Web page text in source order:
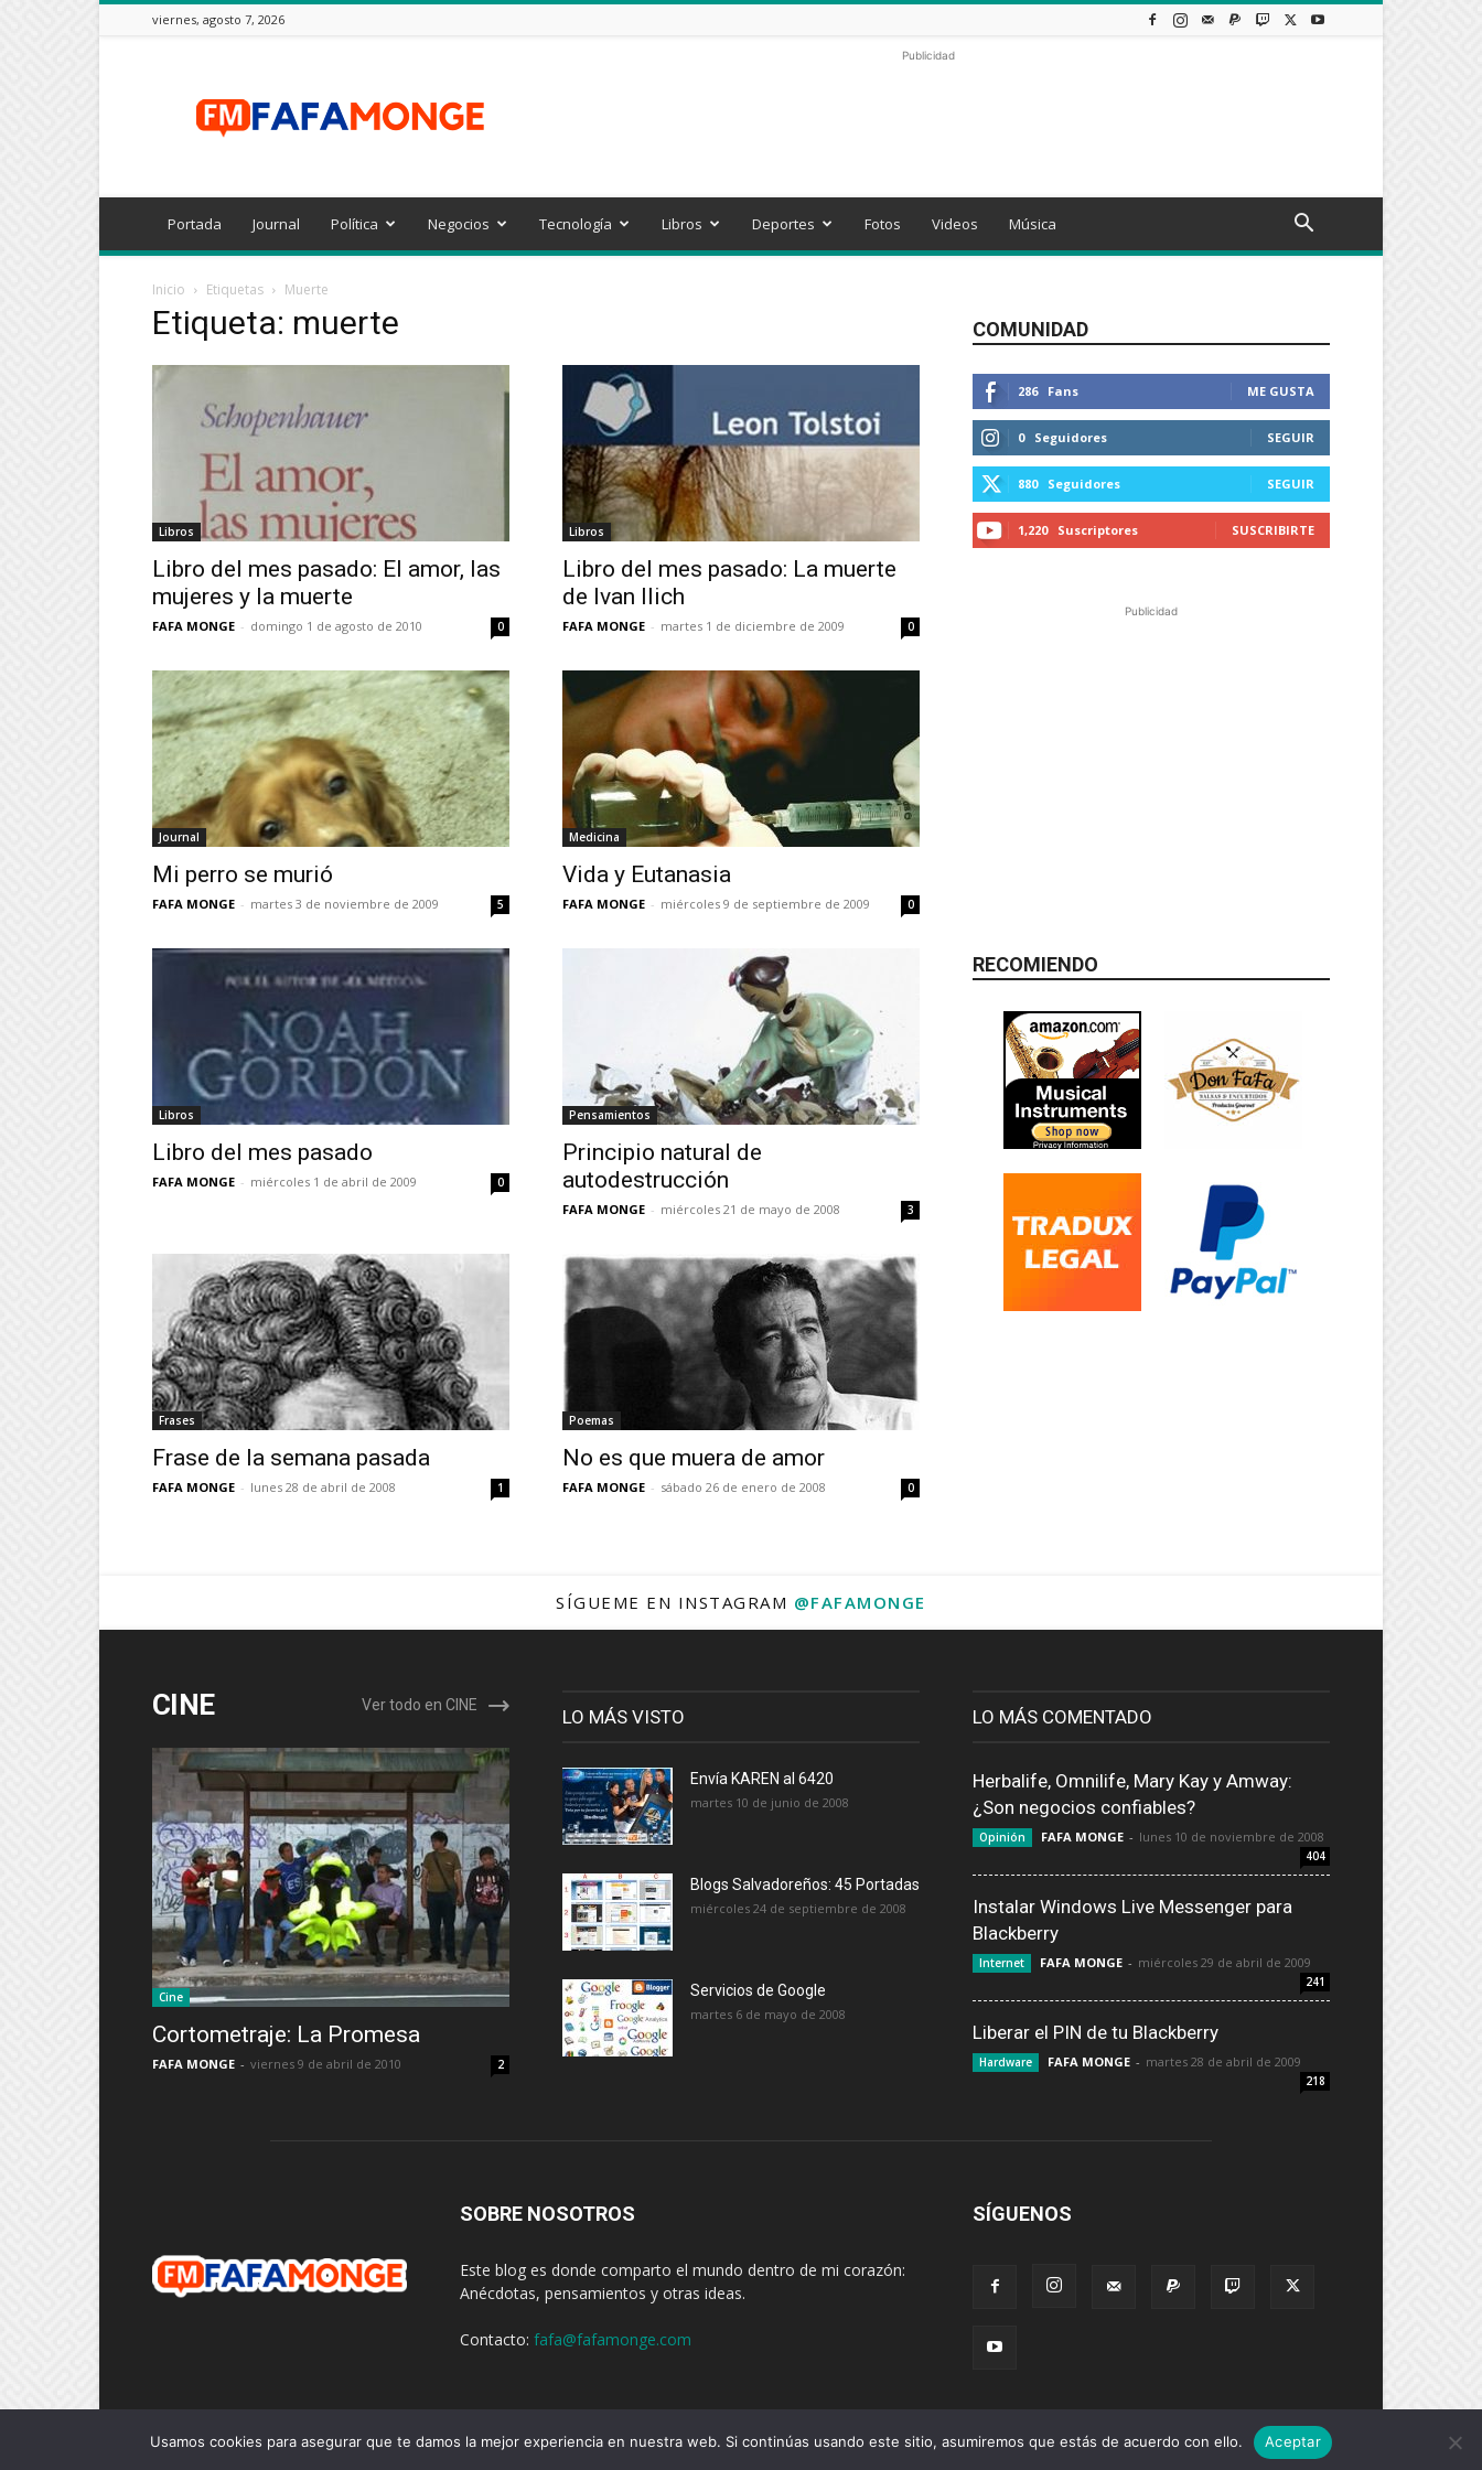
viernes, agosto 7, 2026
Publicidad
Portada Journal Política Negocios Tecnología Libros Deportes Fotos Videos Música
Inicio Etiquetas Muerte
Etiqueta: muerte
Libros
Libro del mes pasado: El amor, las
mujeres y la muerte
FAFA MONGE - domingo 1 de agosto de 2010 0
Libros
Libro del mes pasado: La muerte
de Ivan Ilich
FAFA MONGE - martes 1 de diciembre de 2009 0
Journal
Mi perro se murió
FAFA MONGE - martes 3 de noviembre de 2009 5
Medicina
Vida y Eutanasia
FAFA MONGE - miércoles 9 de septiembre de 2009 0
Libros
Libro del mes pasado
FAFA MONGE - miércoles 1 de abril de 2009 0
Pensamientos
Principio natural de
autodestrucción
FAFA MONGE - miércoles 21 de mayo de 2008 3
Frases
Frase de la semana pasada
FAFA MONGE - lunes 28 de abril de 2008 1
Poemas
No es que muera de amor
FAFA MONGE - sábado 26 de enero de 2008 0
COMUNIDAD
286 Fans ME GUSTA
0 Seguidores SEGUIR
880 Seguidores SEGUIR
1,220 Suscriptores SUSCRIBIRTE
Publicidad
RECOMIENDO
SÍGUEME EN INSTAGRAM @FAFAMONGE
CINE Ver todo en CINE
Cine
Cortometraje: La Promesa
FAFA MONGE - viernes 9 de abril de 2010 2
LO MÁS VISTO
Envía KAREN al 6420
martes 10 de junio de 2008
Blogs Salvadoreños: 45 Portadas
miércoles 24 de septiembre de 2008
Servicios de Google
martes 6 de mayo de 2008
LO MÁS COMENTADO
Herbalife, Omnilife, Mary Kay y Amway:
¿Son negocios confiables?
Opinión FAFA MONGE - lunes 10 de noviembre de 2008
404
Instalar Windows Live Messenger para
Blackberry
Internet FAFA MONGE - miércoles 29 de abril de 2009
241
Liberar el PIN de tu Blackberry
Hardware FAFA MONGE - martes 28 de abril de 2009
218
SOBRE NOSOTROS
Este blog es donde comparto el mundo dentro de mi corazón:
Anécdotas, pensamientos y otras ideas.
Contacto: fafa@fafamonge.com
SÍGUENOS
Publicidad Suscribirse Términos y Condiciones
© 2026 Desarollado por Empretel Networks
Usamos cookies para asegurar que te damos la mejor experiencia en nuestra web. Si continúas usando este sitio, asumiremos que estás de acuerdo con ello. Aceptar